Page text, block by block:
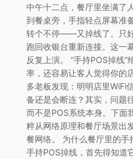
中午十二点，餐厅里坐满了
到餐桌旁，手指轻点屏幕准
转个不停——又掉线了。只好
跑回收银台重新连接。这一
反复上演。 “手持POS掉线
率，还容易让客人觉得你的
多老板发现：明明店里WiFi
备还是会断连？其实，问题
而不是POS系统本身。下面
粹从网络原理和餐厅场景出
餐网络。 为什么餐厅里的
手持POS掉线，首先得知道